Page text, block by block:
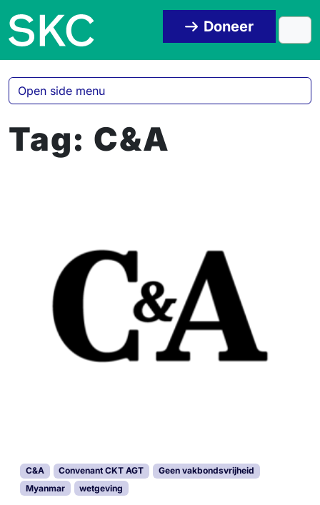
Doneer
Tag: C&A
C&A Convenant CKT AGT
Geen vakbondsvrijheid
Myanmar
wetgeving
Open side menu